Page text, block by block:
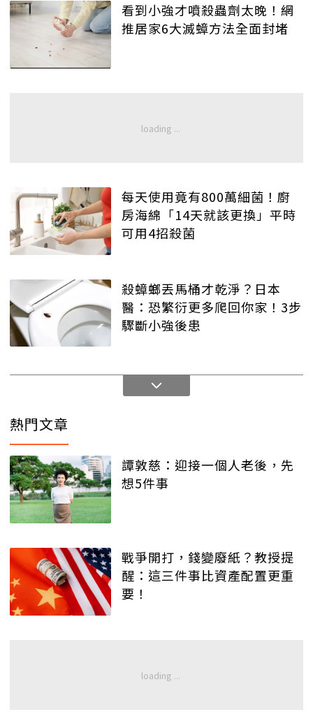
看到小強才噴殺蟲劑太晚！網
推居家6大滅蟑方法全面封堵
每天使用竟有800萬細菌！廚
房海綿「14天就該更換」平時
可用4招殺菌
殺蟑螂丟馬桶才乾淨？日本
醫：恐繁衍更多爬回你家！3步
驟斷小強後患
熱門文章
譚敦慈：迎接一個人老後，先
想5件事
戰爭開打，錢變廢紙？教授提
醒：這三件事比資產配置更重
要！